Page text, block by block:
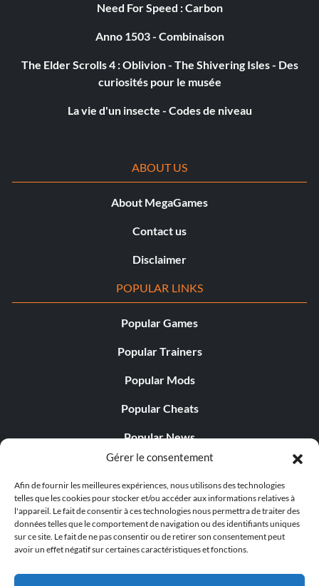
Gérer le consentement
Afin de fournir les meilleures expériences, nous utilisons des technologies
telles que les cookies pour stocker et/ou accéder aux informations relatives à
l'appareil. Le fait de consentir à ces technologies nous permettra de traiter des
données telles que le comportement de navigation ou des identifiants uniques
sur ce site. Le fait de ne pas consentir ou de retirer son consentement peut
avoir un effet négatif sur certaines caractéristiques et fonctions.
Need For Speed : Carbon
Anno 1503 - Combinaison
The Elder Scrolls 4 : Oblivion - The Shivering Isles - Des
curiosités pour le musée
La vie d'un insecte - Codes de niveau
ABOUT US
About MegaGames
Contact us
Disclaimer
POPULAR LINKS
Popular Games
Popular Trainers
Popular Mods
Popular Cheats
Popular News
Popular Editorials
Popular Free Games
LATEST UPDATES